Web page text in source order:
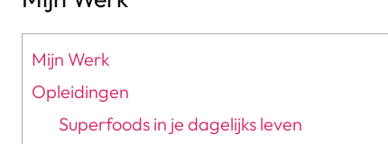
Mijn Werk
Opleidingen
Superfoods in je dagelijks leven